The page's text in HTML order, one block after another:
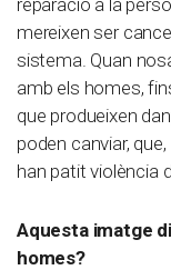
mereixen ser
sistema. Quan
amb els homes,
que produeixen
poden canviar,
han patit violència
Aquesta imatge
homes?